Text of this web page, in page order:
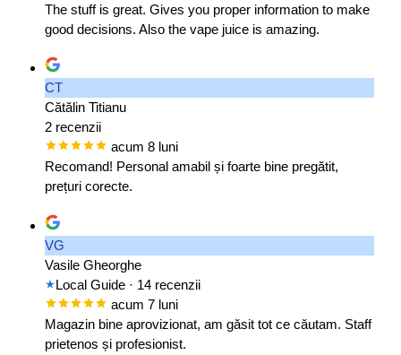
The stuff is great. Gives you proper information to make
good decisions. Also the vape juice is amazing.
CT
Cătălin Titianu
2 recenzii
acum 8 luni
Recomand! Personal amabil și foarte bine pregătit,
prețuri corecte.
VG
Vasile Gheorghe
Local Guide · 14 recenzii
acum 7 luni
Magazin bine aprovizionat, am găsit tot ce căutam. Staff
prietenos și profesionist.